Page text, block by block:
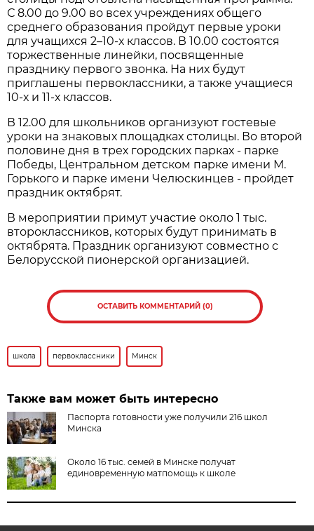
С 8.00 до 9.00 во всех учреждениях общего
среднего образования пройдут первые уроки
для учащихся 2–10-х классов. В 10.00 состоятся
торжественные линейки, посвященные
празднику первого звонка. На них будут
приглашены первоклассники, а также учащиеся
10-х и 11-х классов.
В 12.00 для школьников организуют гостевые
уроки на знаковых площадках столицы. Во второй
половине дня в трех городских парках - парке
Победы, Центральном детском парке имени М.
Горького и парке имени Челюскинцев - пройдет
праздник октябрят.
В мероприятии примут участие около 1 тыс.
второклассников, которых будут принимать в
октябрята. Праздник организуют совместно с
Белорусской пионерской организацией.
ОСТАВИТЬ КОММЕНТАРИЙ (0)
школа первоклассники Минск
Также вам может быть интересно
Паспорта готовности уже получили 216 школ
Минска
Около 16 тыс. семей в Минске получат
единовременную матпомощь к школе